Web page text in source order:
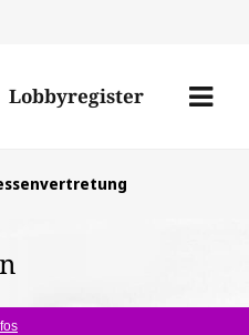
den
Lobbyregister
Menü